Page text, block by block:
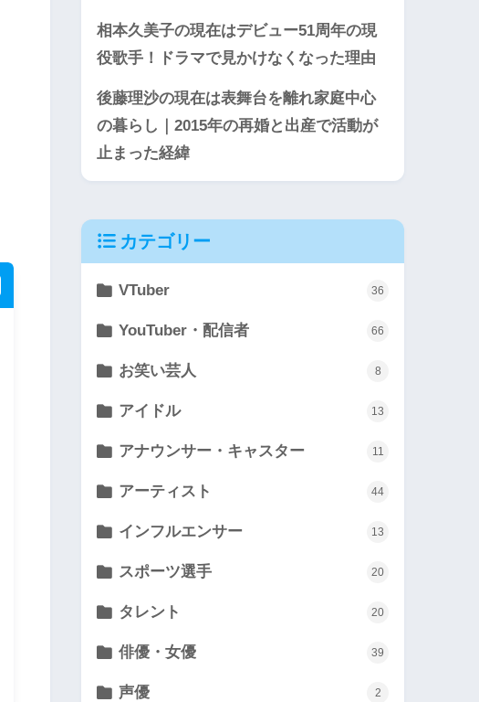
相本久美子の現在はデビュー51周年の現
役歌手！ドラマで見かけなくなった理由
後藤理沙の現在は表舞台を離れ家庭中心
の暮らし｜2015年の再婚と出産で活動が
止まった経緯
カテゴリー
VTuber 36
YouTuber・配信者 66
お笑い芸人 8
アイドル 13
アナウンサー・キャスター 11
アーティスト 44
インフルエンサー 13
スポーツ選手 20
タレント 20
俳優・女優 39
声優 2